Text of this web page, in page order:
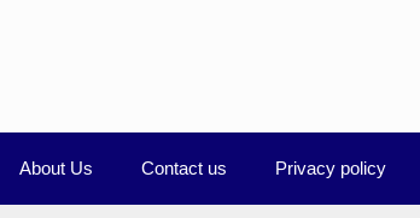
About Us Contact us Privacy policy